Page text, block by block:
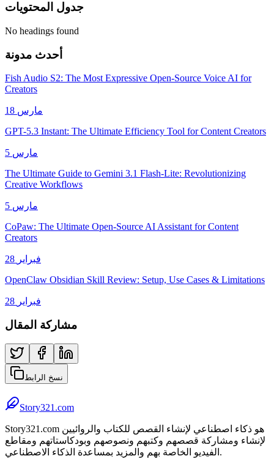
جدول المحتويات
No headings found
أحدث مدونة
Fish Audio S2: The Most Expressive Open-Source Voice AI for
Creators
18 مارس
GPT-5.3 Instant: The Ultimate Efficiency Tool for Content Creators
5 مارس
The Ultimate Guide to Gemini 3.1 Flash-Lite: Revolutionizing
Creative Workflows
5 مارس
CoPaw: The Ultimate Open-Source AI Assistant for Content
Creators
28 فبراير
OpenClaw Obsidian Skill Review: Setup, Use Cases & Limitations
28 فبراير
مشاركة المقال
نسخ الرابط
Story321.com
Story321.com هو ذكاء اصطناعي لإنشاء القصص للكتاب والروائيين
لإنشاء ومشاركة قصصهم وكتبهم ونصوصهم وبودكاستاتهم ومقاطع
الفيديو الخاصة بهم والمزيد بمساعدة الذكاء الاصطناعي.